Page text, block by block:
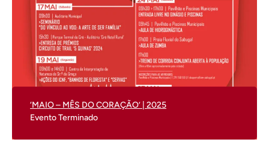
‘MAIO – MÊS DO CORAÇÃO’ | 2025
Evento Terminado